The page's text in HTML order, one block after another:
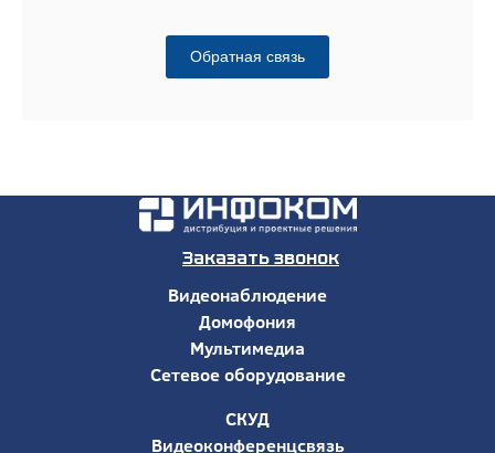
Обратная связь
Заказать звонок
Видеонаблюдение
Домофония
Мультимедиа
Сетевое оборудование
СКУД
Видеоконференцсвязь